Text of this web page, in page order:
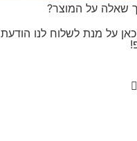
שאלה על המוצר?
על מנת לשלוח לנו הודעת